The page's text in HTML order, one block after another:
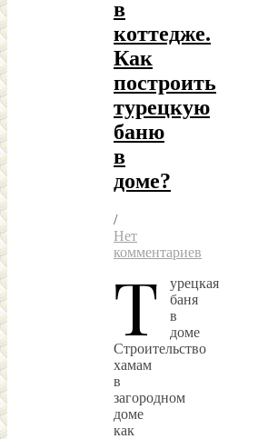
в
коттедже.
Как
построить
турецкую
баню
в
доме?
/
Нет
комментариев
Т
урецкая
баня
в
доме
Строительство
хамам
в
загородном
доме
как